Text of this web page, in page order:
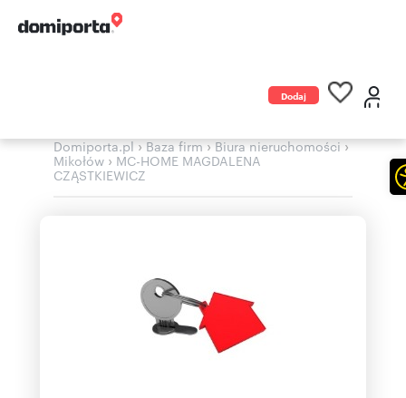
Dodaj
Domiporta.pl›Baza firm›Biura nieruchomości›
Mikołów › MC-HOME MAGDALENA
CZĄSTKIEWICZ